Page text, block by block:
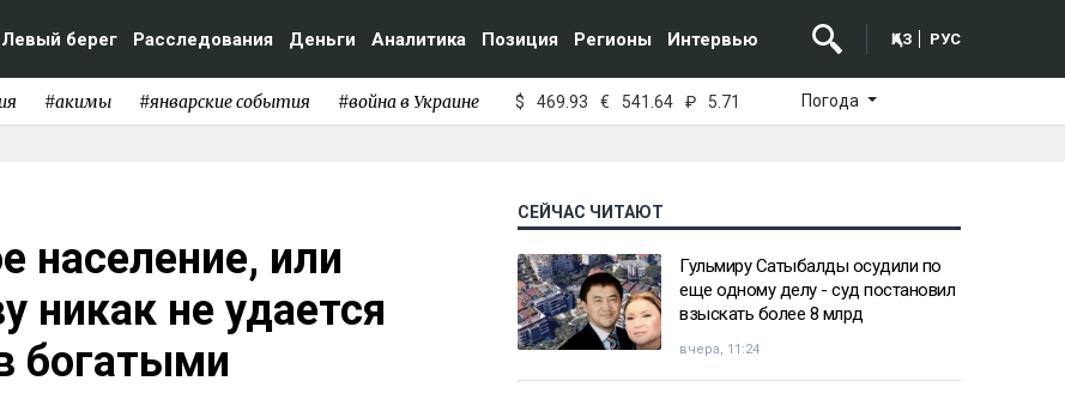
Левый берег Расследования Деньги Аналитика Позиция Регионы Интервью ҚАЗ РУС
#акимы #январские события #война в Украине $ 469.93 € 541.64 ₽ 5.71 Погода
население, или
никак не удается
богатыми
СЕЙЧАС ЧИТАЮТ
Гульмиру Сатыбалды осудили по
еще одному делу - суд постановил
взыскать более 8 млрд
вчера, 11:24